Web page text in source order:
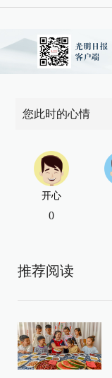
您此时的心情
开心
0
推荐阅读